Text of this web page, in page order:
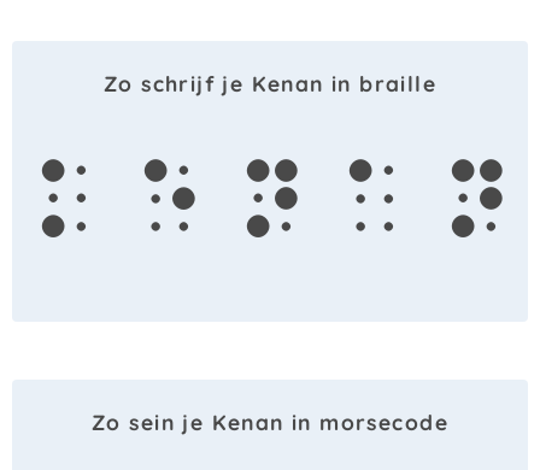
Zo schrijf je Kenan in braille
k e n a n
Zo sein je Kenan in morsecode